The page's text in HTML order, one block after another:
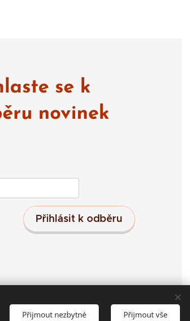
se k
novinek
Přihlásit k odběru
Přijmout nezbytné Přijmout vše